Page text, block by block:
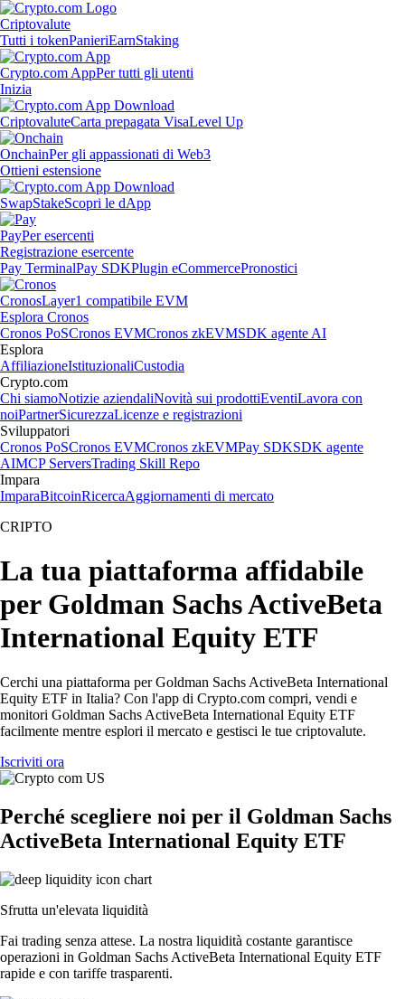
Criptovalute
Tutti i tokenPanieriEarnStaking
Crypto.com AppPer tutti gli utenti
Inizia
CriptovaluteCarta prepagata VisaLevel Up
OnchainPer gli appassionati di Web3
Ottieni estensione
SwapStakeScopri le dApp
PayPer esercenti
Registrazione esercente
Pay TerminalPay SDKPlugin eCommercePronostici
CronosLayer1 compatibile EVM
Esplora Cronos
Cronos PoSCronos EVMCronos zkEVMSDK agente AI
Esplora
AffiliazioneIstituzionaliCustodia
Crypto.com
Chi siamoNotizie aziendaliNovità sui prodottiEventiLavora con
noiPartnerSicurezzaLicenze e registrazioni
Sviluppatori
Cronos PoSCronos EVMCronos zkEVMPay SDKSDK agente
AIMCP ServersTrading Skill Repo
Impara
ImparaBitcoinRicercaAggiornamenti di mercato
CRIPTO
La tua piattaforma affidabile
per Goldman Sachs ActiveBeta
International Equity ETF
Cerchi una piattaforma per Goldman Sachs ActiveBeta International
Equity ETF in Italia? Con l'app di Crypto.com compri, vendi e
monitori Goldman Sachs ActiveBeta International Equity ETF
facilmente mentre esplori il mercato e gestisci le tue criptovalute.
Iscriviti ora
Perché scegliere noi per il Goldman Sachs
ActiveBeta International Equity ETF
Sfrutta un'elevata liquidità
Fai trading senza attese. La nostra liquidità costante garantisce
operazioni in Goldman Sachs ActiveBeta International Equity ETF
rapide e con tariffe trasparenti.